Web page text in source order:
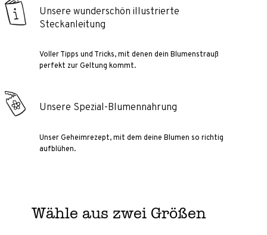
Unsere wunderschön illustrierte
Steckanleitung
Voller Tipps und Tricks, mit denen dein Blumenstrauß
perfekt zur Geltung kommt.
Unsere Spezial-Blumennahrung
Unser Geheimrezept, mit dem deine Blumen so richtig
aufblühen.
Wähle aus zwei Größen